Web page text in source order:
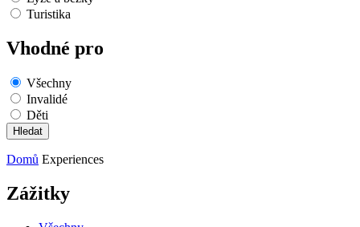
Turistika
Vhodné pro
Všechny
Invalidé
Děti
Domů Experiences
Zážitky